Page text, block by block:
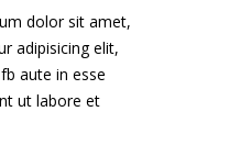
dolor sit amet,
adipisicing elit,
aute in esse
ut labore et